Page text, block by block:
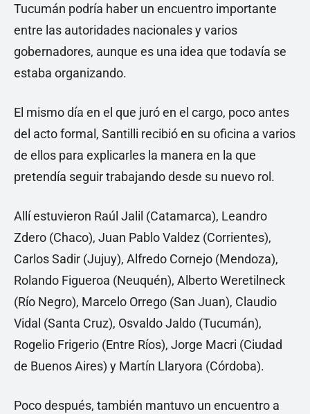
Tucumán podría haber un encuentro importante
entre las autoridades nacionales y varios
gobernadores, aunque es una idea que todavía se
estaba organizando.
El mismo día en el que juró en el cargo, poco antes
del acto formal, Santilli recibió en su oficina a varios
de ellos para explicarles la manera en la que
pretendía seguir trabajando desde su nuevo rol.
Allí estuvieron Raúl Jalil (Catamarca), Leandro
Zdero (Chaco), Juan Pablo Valdez (Corrientes),
Carlos Sadir (Jujuy), Alfredo Cornejo (Mendoza),
Rolando Figueroa (Neuquén), Alberto Weretilneck
(Río Negro), Marcelo Orrego (San Juan), Claudio
Vidal (Santa Cruz), Osvaldo Jaldo (Tucumán),
Rogelio Frigerio (Entre Ríos), Jorge Macri (Ciudad
de Buenos Aires) y Martín Llaryora (Córdoba).
Poco después, también mantuvo un encuentro a